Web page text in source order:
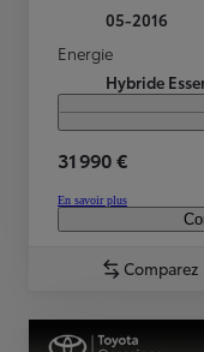
05-2016
Energie
Hybride
31 990 €
En savoir plus
Comparez